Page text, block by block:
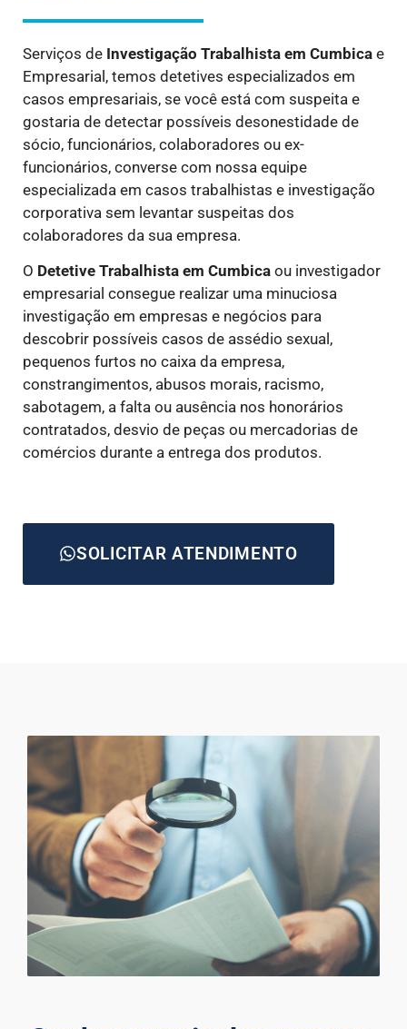
Serviços de Investigação Trabalhista em Cumbica e
Empresarial, temos detetives especializados em
casos empresariais, se você está com suspeita e
gostaria de detectar possíveis desonestidade de
sócio, funcionários, colaboradores ou ex-
funcionários, converse com nossa equipe
especializada em casos trabalhistas e investigação
corporativa sem levantar suspeitas dos
colaboradores da sua empresa.
O Detetive Trabalhista em Cumbica ou investigador
empresarial consegue realizar uma minuciosa
investigação em empresas e negócios para
descobrir possíveis casos de assédio sexual,
pequenos furtos no caixa da empresa,
constrangimentos, abusos morais, racismo,
sabotagem, a falta ou ausência nos honorários
contratados, desvio de peças ou mercadorias de
comércios durante a entrega dos produtos.
SOLICITAR ATENDIMENTO